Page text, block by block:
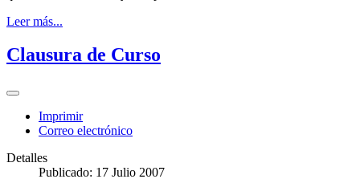
Leer más...
Clausura de Curso
Imprimir
Correo electrónico
Detalles
Publicado: 17 Julio 2007